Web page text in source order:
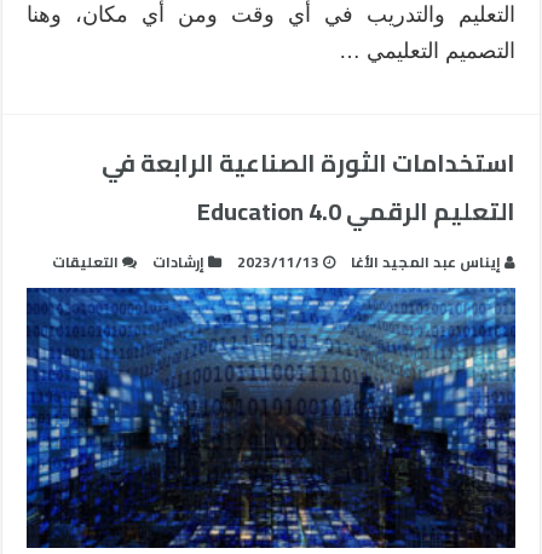
التعليم والتدريب في أي وقت ومن أي مكان، وهنا
التصميم التعليمي …
استخدامات الثورة الصناعية الرابعة في
التعليم الرقمي Education 4.0
إيناس عبد المجيد الأغا 2023/11/13 إرشادات التعليقات
الثورة
الرابعة
في
التعليم
الرقمي
4.0
مغلقة